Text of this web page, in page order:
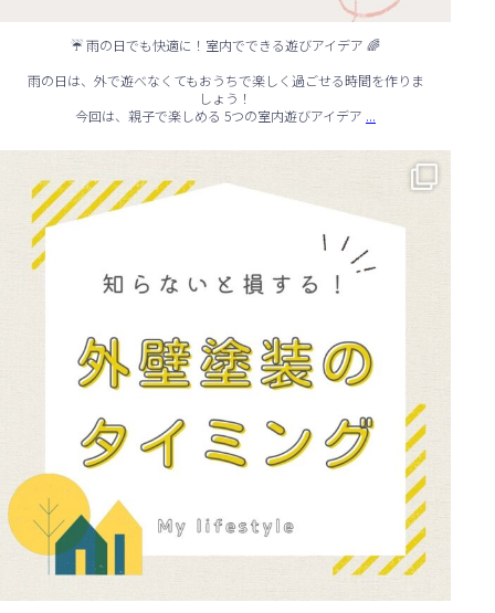
☔ 雨の日でも快適に！室内でできる遊びアイデア 🌈
雨の日は、外で遊べなくてもおうちで楽しく過ごせる時間を作りま
しょう！
今回は、親子で楽しめる 5つの室内遊びアイデア ...
...